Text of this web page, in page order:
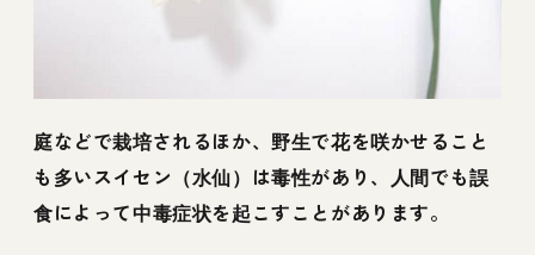
庭などで栽培されるほか、野生で花を咲かせること
も多いスイセン（水仙）は毒性があり、人間でも誤
食によって中毒症状を起こすことがあります。